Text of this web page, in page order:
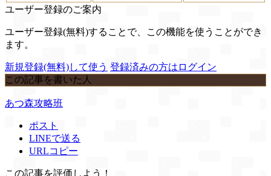
ユーザー登録のご案内
ユーザー登録(無料)することで、この機能を使うことができ
ます。
新規登録(無料)して使う 登録済みの方はログイン
この記事を書いた人
あつ森攻略班
ポスト
LINEで送る
URLコピー
この記事を評価しよう！